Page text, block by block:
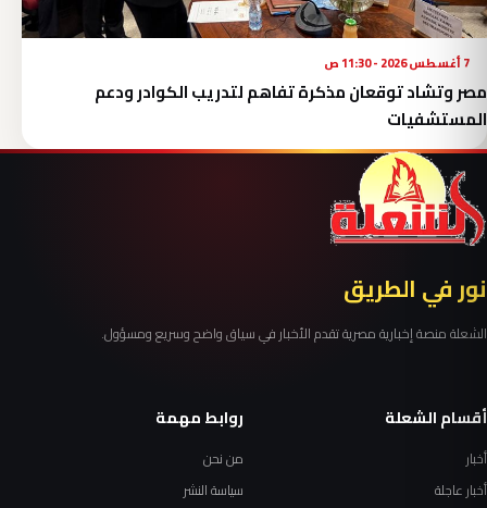
7 أغسطس 2026 - 11:30 ص
مصر وتشاد توقعان مذكرة تفاهم لتدريب الكوادر ودعم
المستشفيات
نور في الطريق
الشعلة منصة إخبارية مصرية تقدم الأخبار في سياق واضح وسريع ومسؤول.
أقسام الشعلة
أخبار
أخبار عاجلة
روابط مهمة
من نحن
سياسة النشر